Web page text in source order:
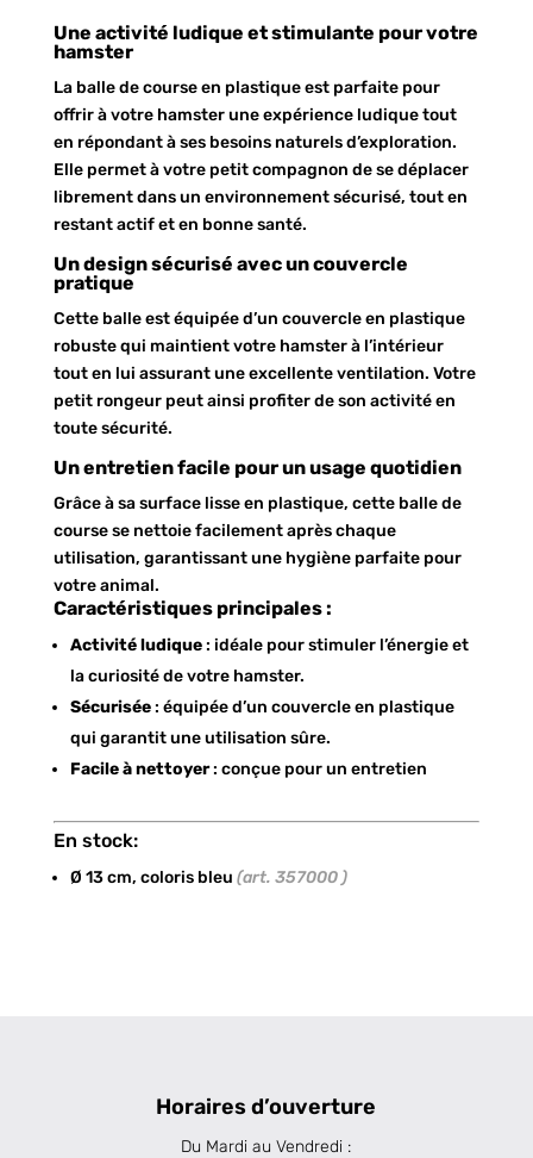
Une activité ludique et stimulante pour votre
hamster
La balle de course en plastique est parfaite pour
offrir à votre hamster une expérience ludique tout
en répondant à ses besoins naturels d’exploration.
Elle permet à votre petit compagnon de se déplacer
librement dans un environnement sécurisé, tout en
restant actif et en bonne santé.
Un design sécurisé avec un couvercle
pratique
Cette balle est équipée d’un couvercle en plastique
robuste qui maintient votre hamster à l’intérieur
tout en lui assurant une excellente ventilation. Votre
petit rongeur peut ainsi profiter de son activité en
toute sécurité.
Un entretien facile pour un usage quotidien
Grâce à sa surface lisse en plastique, cette balle de
course se nettoie facilement après chaque
utilisation, garantissant une hygiène parfaite pour
votre animal.
Caractéristiques principales :
Activité ludique: idéale pour stimuler l’énergie et
la curiosité de votre hamster.
Sécurisée: équipée d’un couvercle en plastique
qui garantit une utilisation sûre.
Facile à nettoyer: conçue pour un entretien
En stock:
Ø 13 cm, coloris bleu (art. 357000 )
Horaires d’ouverture
Du Mardi au Vendredi :